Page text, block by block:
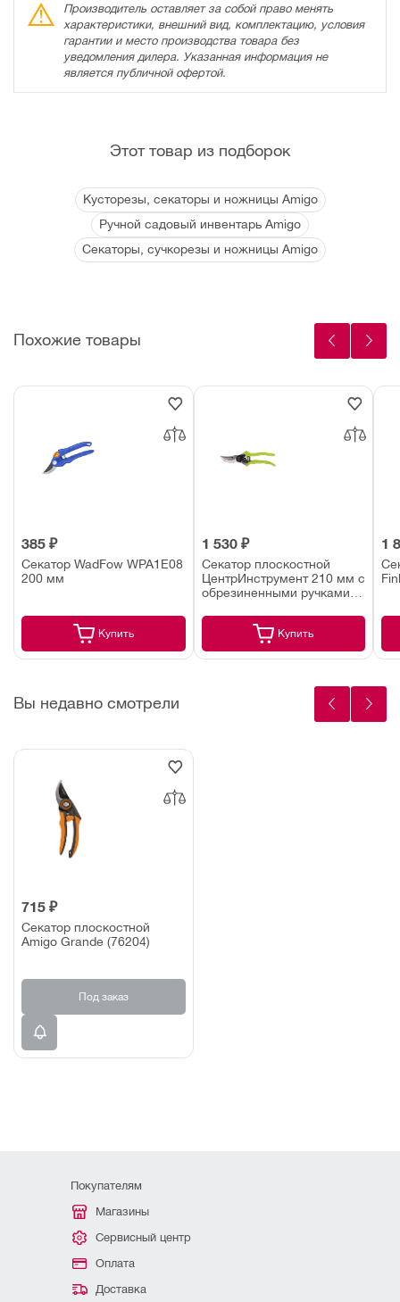
Производитель оставляет за собой право менять
характеристики, внешний вид, комплектацию, условия
гарантии и место производства товара без
уведомления дилера. Указанная информация не
является публичной офертой.
Этот товар из подборок
Кусторезы, секаторы и ножницы Amigo
Ручной садовый инвентарь Amigo
Секаторы, сучкорезы и ножницы Amigo
Похожие товары
385 ₽
Секатор WadFow WPA1E08
200 мм
Купить
1 530 ₽
Секатор плоскостной
ЦентрИнструмент 210 мм с
обрезиненными ручками
Купить
1
Вы недавно смотрели
715 ₽
Секатор плоскостной
Amigo Grande (76204)
Под заказ
Покупателям
Магазины
Сервисный центр
Оплата
Доставка